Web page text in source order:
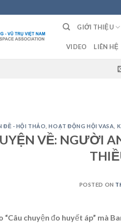
GIỚI THIỆU
VIDEO LIÊN HỆ
ĐỀ - HỘI THẢO ,HOẠT ĐỘNG HỘI VASA
VỀ: NGƯỜI
POSTED ON
“Câu chuyện đo huyết áp” mà